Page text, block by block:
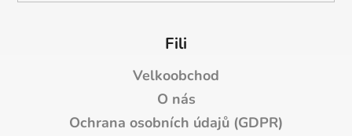
Fili
Velkoobchod
O nás
Ochrana osobních údajů (GDPR)